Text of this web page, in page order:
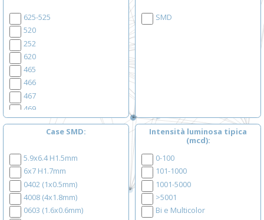
Giallo - Verde
625-525
520
252
620
465
466
467
469
470
525
527
565
568
570
SMD
Case SMD
5.9x6.4 H1.5mm
6x7 H1.7mm
0402 (1x0.5mm)
4008 (4x1.8mm)
0603 (1.6x0.6mm)
Intensità luminosa tipica
(mcd)
0-100
101-1000
1001-5000
>5001
Bi e Multicolor